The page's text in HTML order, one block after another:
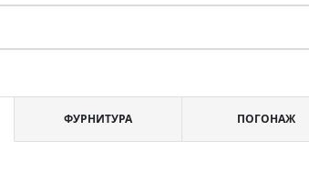
ФУРНИТУРА ПОГОНАЖ